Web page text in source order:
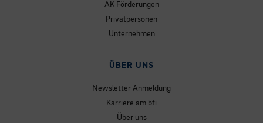
AK Förderungen
Privatpersonen
Unternehmen
ÜBER UNS
Newsletter Anmeldung
Karriere am bfi
Über uns